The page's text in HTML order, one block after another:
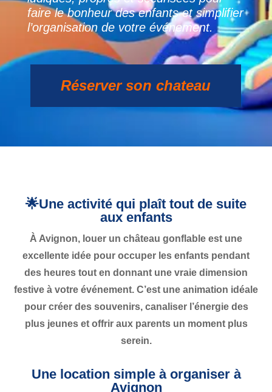
faire le bonheur des enfants et simplifier
l’organisation de votre événement.
Réserver son chateau
🌟Une activité qui plaît tout de suite
aux enfants
À Avignon, louer un château gonflable est une
excellente idée pour occuper les enfants pendant
des heures tout en donnant une vraie dimension
festive à votre événement. C’est une animation idéale
pour créer des souvenirs, canaliser l’énergie des
plus jeunes et offrir aux parents un moment plus
serein.
Une location simple à organiser à
Avignon